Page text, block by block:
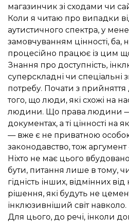
магазинчик зі сходами чи
Коли я читаю про випадки
аутистичного спектра, у
замовчуванням цінності, ба,
процесійно працює із цим
Знання про доступність,
суперскладні чи спеціальні
потребу. Почати з
того, що люди, які схожі на
людини. Що права людини —
документах, а ті цінності
— вже є не приватною
законодавство, тож
Ніхто не має цього
бути, питання лише в тому,
гідність інших, відмінних
рішення, які будуть не
інклюзивніший світ навколо.
Для цього, до речі, інколи